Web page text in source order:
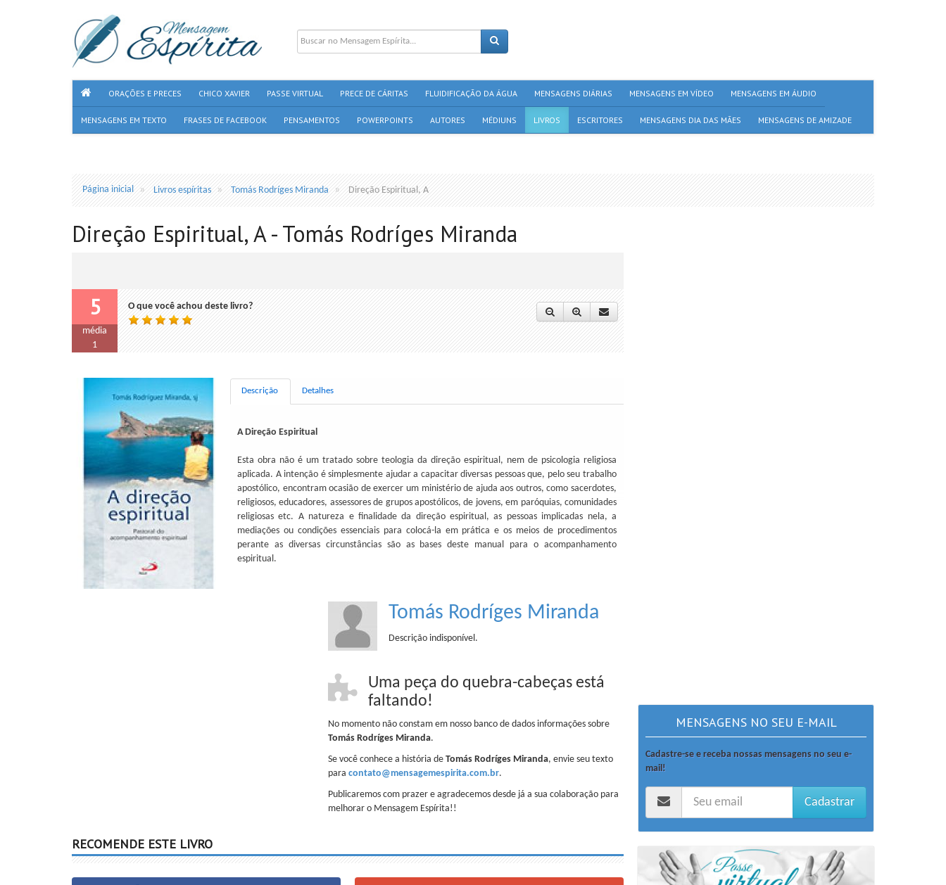
ORAÇÕES E PRECES CHICO XAVIER PASSE VIRTUAL PRECE DE CÁRITAS FLUIDIFICAÇÃO DA ÁGUA MENSAGENS DIÁRIAS MENSAGENS EM VÍDEO MENSAGENS EM ÁUDIO
MENSAGENS EM TEXTO FRASES DE FACEBOOK PENSAMENTOS POWERPOINTS AUTORES MÉDIUNS LIVROS ESCRITORES MENSAGENS DIA DAS MÃES MENSAGENS DE AMIZADE
Página inicial Livros espíritas Tomás Rodríges Miranda Direção Espiritual, A
Direção Espiritual, A - Tomás Rodríges Miranda
5
média
1
O que você achou deste livro?
Descrição Detalhes
A Direção Espiritual
Esta obra não é um tratado sobre teologia da direção espiritual, nem de psicologia religiosa
aplicada. A intenção é simplesmente ajudar a capacitar diversas pessoas que, pelo seu trabalho
apostólico, encontram ocasião de exercer um ministério de ajuda aos outros, como sacerdotes,
religiosos, educadores, assessores de grupos apostólicos, de jovens, em paróquias, comunidades
religiosas etc. A natureza e finalidade da direção espiritual, as pessoas implicadas nela, a
mediações ou condições essenciais para colocá-la em prática e os meios de procedimentos
perante as diversas circunstâncias são as bases deste manual para o acompanhamento
espiritual.
Tomás Rodríges Miranda
Descrição indisponível.
Uma peça do quebra-cabeças está
faltando!
No momento não constam em nosso banco de dados informações sobre
Tomás Rodríges Miranda.
Se você conhece a história de Tomás Rodríges Miranda, envie seu texto
para contato@mensagemespirita.com.br.
Publicaremos com prazer e agradecemos desde já a sua colaboração para
melhorar o Mensagem Espírita!!
RECOMENDE ESTE LIVRO
MENSAGENS NO SEU E-MAIL
Cadastre-se e receba nossas mensagens no seu e-
mail!
Cadastrar